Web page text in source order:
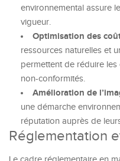
environnemental assure
vigueur.
Optimisation des
ressources naturelles et
permettent de réduire
non-conformités.
Amélioration de
une démarche
réputation auprès de
Réglementation